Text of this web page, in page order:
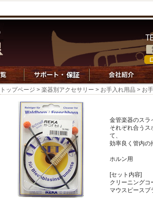
トップページ > 楽器別アクセサリー > お手入れ用品 > お
金管楽器のスラ
それぞれ合うス
て、
効率良く管内の
ホルン用
[セット内容]
クリーニングコ
マウスピースブ